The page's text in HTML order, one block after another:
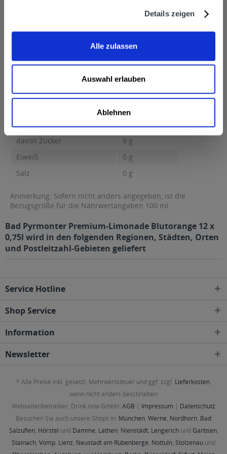
Details zeigen
Alle zulassen
Auswahl erlauben
Ablehnen
Bad Pyrmonter Mineral- Und Heilquellen GmbH & Co. OHG,
Brennwert 38 kcal / 161 kJ Fett 0 g davon gesättigte Fettsäuren
0 g Kohlenhydrate...
38 kcal / 161 kJ
Fett
0 g
davon gesättigte Fettsäuren
Kohlenhydrate
9 g
davon Zucker
9 g
Eiweiß
0 g
Salz
0 g
Anmerkung: Sofern nicht anders angegeben, ist die
Bezugsgröße für die Nährwertangaben 100 ml
Bad Pyrmonter Premium-Limonade Blutorange 12 x
0,75l wird in den folgenden Regionen, Städten, Orten
und Postleitzahl-Gebieten geliefert
Service Hotline
Shop Service
Information
Newsletter
* Alle Preise inkl. gesetzl. Mehrwertsteuer und ggf. zzgl. Lieferkosten,
wenn nicht anders beschrieben
Webseitenbetreiber: Drink now GmbH: AGB | Impressum | Datenschutz
Besuchen Sie auch unsere Shops in: München, Werne, Nordhorn, Bad
Salzuflen, Hörstel und Damme, Lathen, Nienstädt, Lengerichund Garbsen,
Stainach, Vomp, Lienz, Neustadt am Rübenberge, Nottuln, Stolzenau und